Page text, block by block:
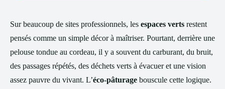
Sur beaucoup de sites professionnels, les espaces verts restent
pensés comme un simple décor à maîtriser. Pourtant, derrière une
pelouse tondue au cordeau, il y a souvent du carburant, du bruit,
des passages répétés, des déchets verts à évacuer et une vision
assez pauvre du vivant. L’éco-pâturage bouscule cette logique.